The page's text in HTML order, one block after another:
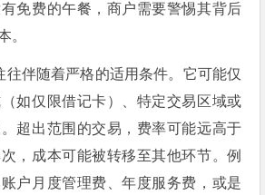
免费的午餐，商户需要警惕其背后
。
往伴随着严格的适用条件。它可能仅
如仅限借记卡）、特定交易区域或
超出范围的交易，费率可能远高于
，成本可能被转移至其他环节。例
户月度管理费、年度服务费，或是